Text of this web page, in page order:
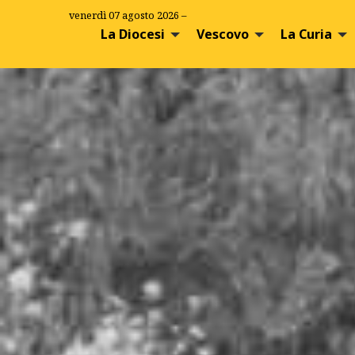
p
n
e
n
t
La Diocesi Vescovo La Curia
venerdì 07 agosto 2026 –